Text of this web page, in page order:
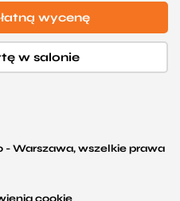
wycenę
w salonie
- Warszawa, wszelkie prawa